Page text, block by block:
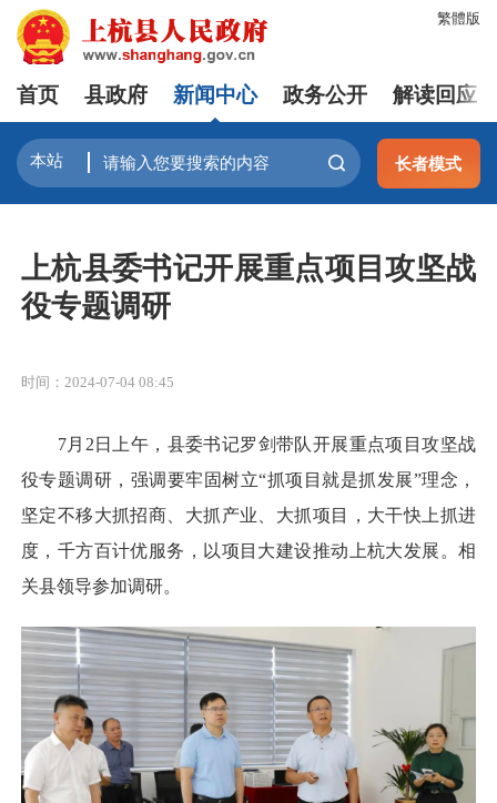
繁體版
首页 县政府 新闻中心 政务公开 解读回应
长者模式
上杭县委书记开展重点项目攻坚战
役专题调研
时间：2024-07-04 08:45
7月2日上午，县委书记罗剑带队开展重点项目攻坚战
役专题调研，强调要牢固树立“抓项目就是抓发展”理念，
坚定不移大抓招商、大抓产业、大抓项目，大干快上抓进
度，千方百计优服务，以项目大建设推动上杭大发展。相
关县领导参加调研。